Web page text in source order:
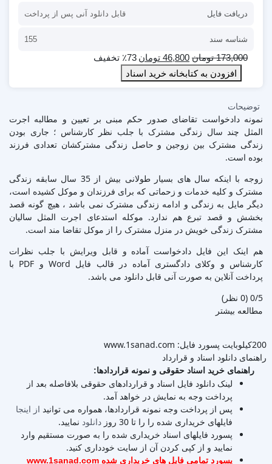
دریافت فایل قابل دانلود آنی پس از پرداخت
شناسه سند 155
173,000 تومان 46,800 تومان ٪73 تخفیف
افزودن به کتابخانه خرید اسناد
توضیحات
نمونه دادخواست تقاضای صدور حکم مبنی بر تعیین و مطالبه اجرت
المثل چند سال زندگی مشترک با جلب نظر کارشناس ؛ جاری بودن
زندگی مشترک بین زوجین و حاصل زندگی مشترکشان تعدادی فرزند
بوده است.
زوجه با اینکه سال های بسیار طولانی بیش از 35 سال سابقه زندگی
مشترک و کلیه خدمات و زحماتی که برای فرزندان و موکل کشیده است،
دیگر مایل به زندگی و ادامه زندگی مشترک نمی باشد ، هیچ گونه قصد
بخشش و قصد تبرع هم ندارد. موکله استدعای اجرت المثل سالیان
مشترک زندگی خویش در منزل مشترک را از موکل تقاضا مند است.
هم اینک این فایل دادخواست آماده و قابل ویرایش با جلب نظرات
کارشناس و وکلای دادگستری آماده در قالب فایل Word و PDF با
پرداخت آنلاین به صورت آنی قابل دانلود می باشد.
‫0/5 ‫(0 نظر)
مطالعه بیشتر
200کیلوبایت
پسورد فایل: www.1sanad.com
راهنمای دانلود اسناد و قرارداد
راهنمای خرید اسناد حقوقی و نمونه قراردادها:
لینک دانلود فایل اسناد و قراردادهای حقوقی بلافاصله بعد از
پرداخت وجه به نمایش در خواهد آمد.
پس از پرداخت وجه نمونه قراردادها، همواره می توانید از اینجا
فایلهای خریداری شده را را تا 30 روز
دانلود نمایید.
پسورد فایلهای اسناد خریداری شده را به صورت مستقیم وارد
نمایید و از کپی کردن آن از سایت خودداری کنید.
پسورد تمامی فایل های خریداری شده www.1sanad.com